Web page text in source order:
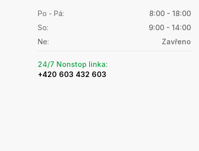
Po - Pá:
8:00 - 18:00
So:
9:00 - 14:00
Ne: Zavřeno
24/7 Nonstop linka:
+420 603 432 603